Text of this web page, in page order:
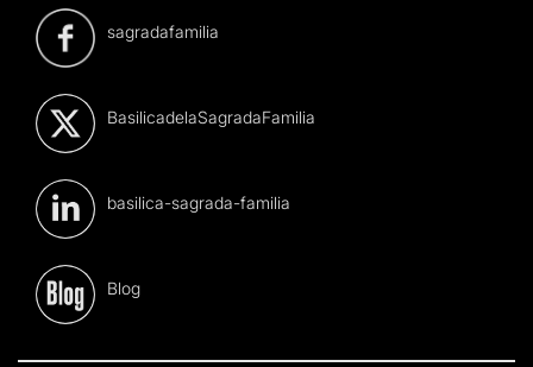
sagradafamilia
BasilicadelaSagradaFamilia
basilica-sagrada-familia
Blog